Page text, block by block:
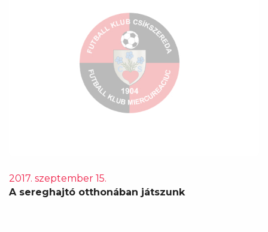
2017. szeptember 15.
A sereghajtó otthonában játszunk